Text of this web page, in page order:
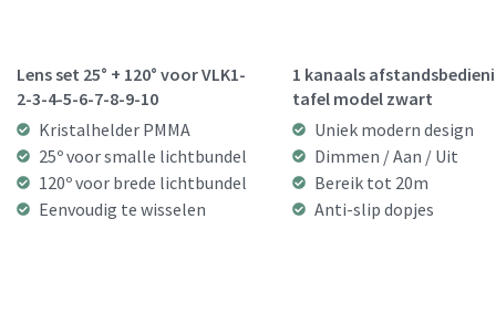
Lens set 25° + 120° voor VLK1-
2-3-4-5-6-7-8-9-10
Kristalhelder PMMA
25º voor smalle lichtbundel
120º voor brede lichtbundel
Eenvoudig te wisselen
1 kanaals
tafel model zwart
Uniek modern design
Dimmen / Aan / Uit
Bereik tot 20m
Anti-slip dopjes